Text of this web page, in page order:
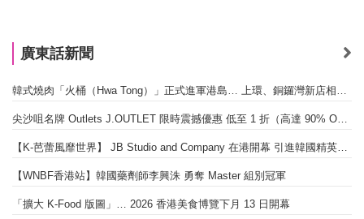
廣東話新聞
【WNBF香港站】韓國藥劑師李興洙 勇奪 Master 組別冠軍
「擴大 K-Food 版圖」… 2026 香港美食博覽下月 13 日開幕